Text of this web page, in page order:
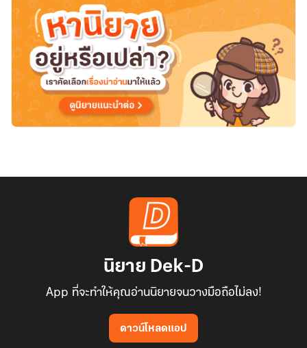
นิยาย Dek-D
App ที่จะทำให้คุณอ่านนิยายจนวางมือถือไม่ลง!
ดาวน์โหลดแอป